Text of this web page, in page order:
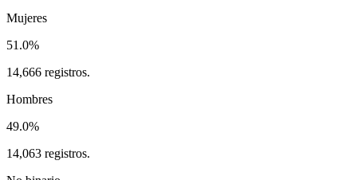
Mujeres
51.0%
14,666 registros.
Hombres
49.0%
14,063 registros.